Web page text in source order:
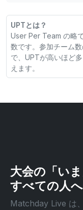
UPTとは？
User Per Team の略
数です。参加チーム
で、UPTが高いほど
えます。
大会の「いま
すべての人へ
Matchday Live は、